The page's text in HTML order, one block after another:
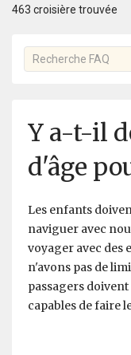
463 croisière trouvée
Y a-t-il
d'âge
Les enfants
naviguer avec
voyager avec des
n'avons pas de
passagers
capables de faire